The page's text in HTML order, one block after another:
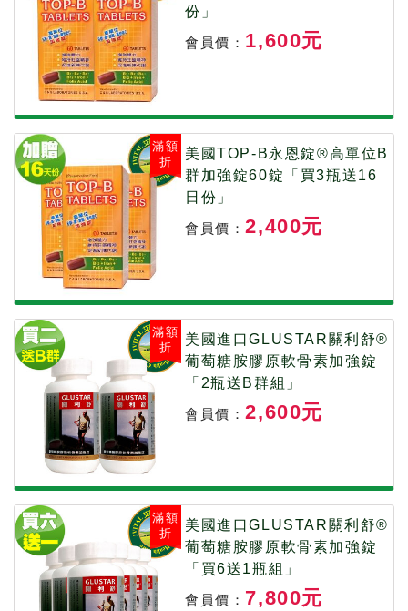
份」
會員價： 1,600元
滿額
折
美國TOP-B永恩錠®高單位B
群加強錠60錠「買3瓶送16
日份」
會員價：2,400元
滿額
折
美國進口GLUSTAR關利舒®
葡萄糖胺膠原軟骨素加強錠
「2瓶送B群組」
會員價：2,600元
滿額
折
美國進口GLUSTAR關利舒®
葡萄糖胺膠原軟骨素加強錠
「買6送1瓶組」
會員價： 7,800元